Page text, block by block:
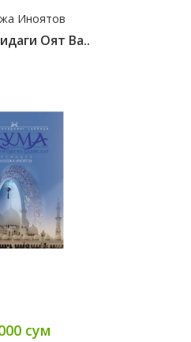
Иноятов
Оят Ва..
сум